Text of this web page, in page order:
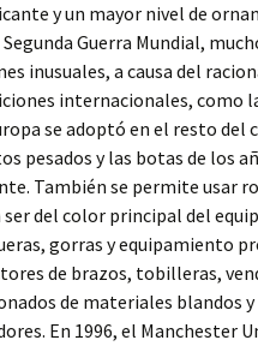
y un mayor nivel de
Guerra Mundial,
inusuales, a causa del
internacionales, como
se adoptó en el resto del
pesados y las botas de los
También se permite usar
del color principal del
gorras y equipamiento
de brazos, tobilleras,
de materiales blandos
En 1996, el Manchester